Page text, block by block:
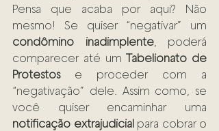
Pensa que acaba por aqui? Não
condômino inadimplente, poderá
comparecer até um Tabelionato de
Protestos e proceder com a
“negativação” dele. Assim como, se
notificação extrajudicial para cobrar o